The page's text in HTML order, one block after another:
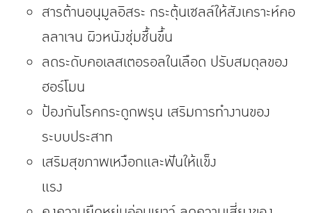
สารต้านอนุมูลอิสระ กระตุ้นเซลล์ให้สังเคราะห์คอ
ลลาเจน ผิวหนังชุ่มชื้นขึ้น
ลดระดับคอเลสเตอรอลในเลือด ปรับสมดุลของ
ฮอร์โมน
ป้องกันโรคกระดูกพรุน เสริมการทำงานของ
ระบบประสาท
เสริมสุขภาพเหงือกและฟันให้แข็ง
แรง